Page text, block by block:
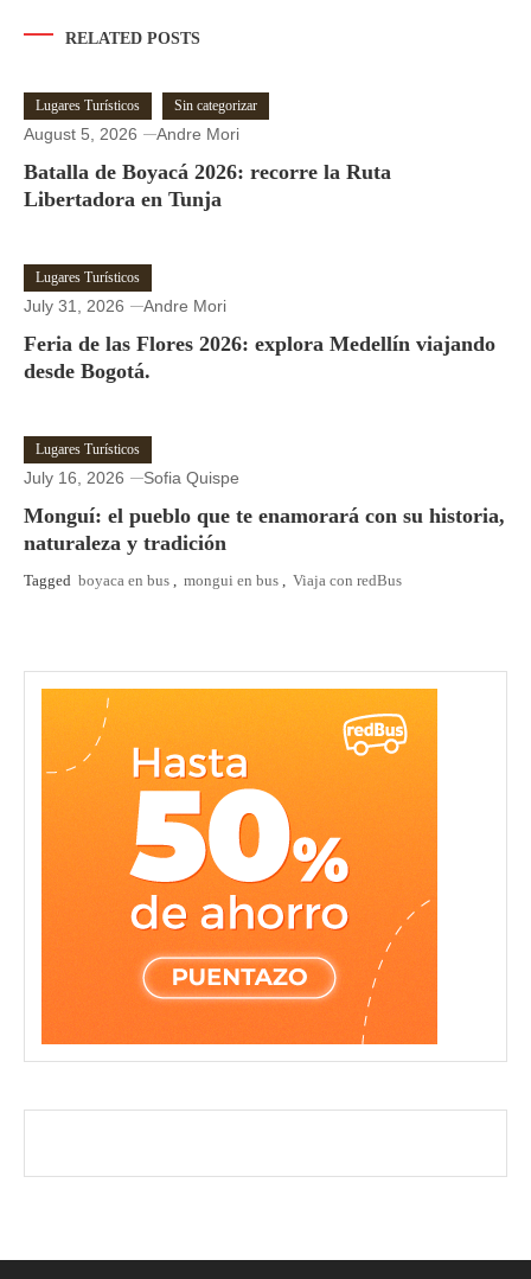
RELATED POSTS
Lugares Turísticos Sin categorizar
August 5, 2026 Andre Mori
Batalla de Boyacá 2026: recorre la Ruta
Libertadora en Tunja
Lugares Turísticos
July 31, 2026 Andre Mori
Feria de las Flores 2026: explora Medellín viajando
desde Bogotá.
Lugares Turísticos
July 16, 2026 Sofia Quispe
Monguí: el pueblo que te enamorará con su historia,
naturaleza y tradición
Tagged boyaca en bus , mongui en bus , Viaja con redBus